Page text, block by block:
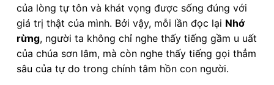
của lòng tự tôn và khát vọng được sống đúng với
giá trị thật của mình. Bởi vậy, mỗi lần đọc lại Nhớ
rừng, người ta không chỉ nghe thấy tiếng gầm u uất
của chúa sơn lâm, mà còn nghe thấy tiếng gọi thẳm
sâu của tự do trong chính tâm hồn con người.